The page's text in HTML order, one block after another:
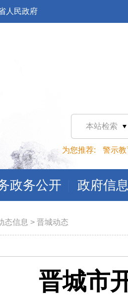
人民政府
本站检索
为您推荐: 警示教
政务公开 政府信
态信息 > 晋城动态
晋城市